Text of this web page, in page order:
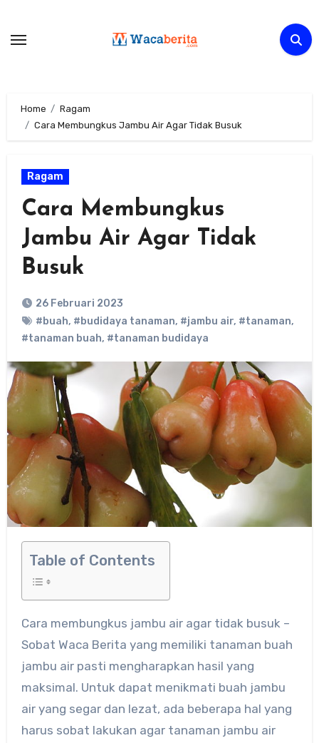
content
Home
Ragam
Cara Membungkus Jambu Air Agar Tidak Busuk
Ragam
Cara Membungkus
Jambu Air Agar Tidak
Busuk
26 Februari 2023
#buah, #budidaya tanaman, #jambu air, #tanaman,
#tanaman buah, #tanaman budidaya
Table of Contents
Cara membungkus jambu air agar tidak busuk –
Sobat Waca Berita yang memiliki tanaman buah
jambu air pasti mengharapkan hasil yang
maksimal. Untuk dapat menikmati buah jambu
air yang segar dan lezat, ada beberapa hal yang
harus sobat lakukan agar tanaman jambu air